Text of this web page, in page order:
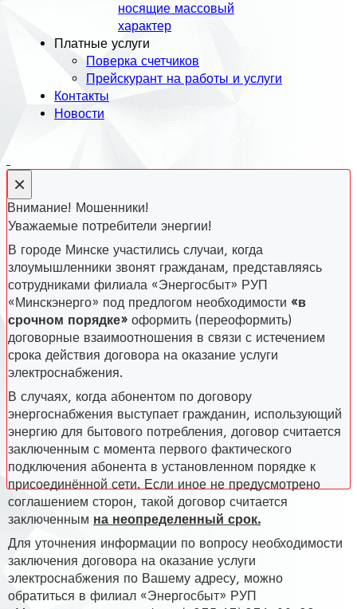
носящие массовый
характер
Платные услуги
Поверка счетчиков
Прейскурант на работы и услуги
Контакты
Новости
×
Внимание! Мошенники!
Уважаемые потребители энергии!
В городе Минске участились случаи, когда
злоумышленники звонят гражданам, представляясь
сотрудниками филиала «Энергосбыт» РУП
«Минскэнерго» под предлогом необходимости «в
срочном порядке» оформить (переоформить)
договорные взаимоотношения в связи с истечением
срока действия договора на оказание услуги
электроснабжения.
В случаях, когда абонентом по договору
энергоснабжения выступает гражданин, использующий
энергию для бытового потребления, договор считается
заключенным с момента первого фактического
подключения абонента в установленном порядке к
присоединённой сети. Если иное не предусмотрено
соглашением сторон, такой договор считается
заключенным на неопределенный срок.
Для уточнения информации по вопросу необходимости
заключения договора на оказание услуги
электроснабжения по Вашему адресу, можно
обратиться в филиал «Энергосбыт» РУП